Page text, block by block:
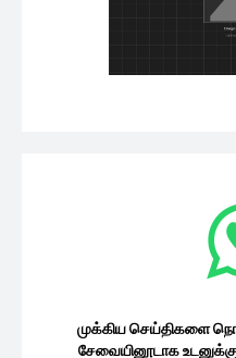
முக்கிய செய்திகளை
சேவையினூடாக